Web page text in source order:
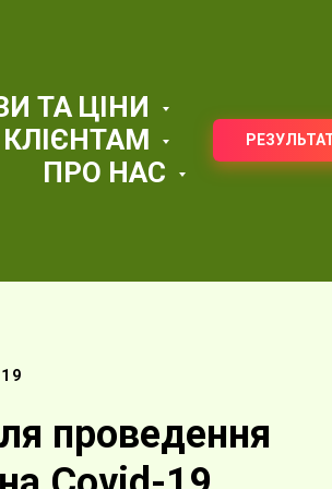
ТА ЦІНИ
КЛІЄНТАМ
ПРО НАС
проведення